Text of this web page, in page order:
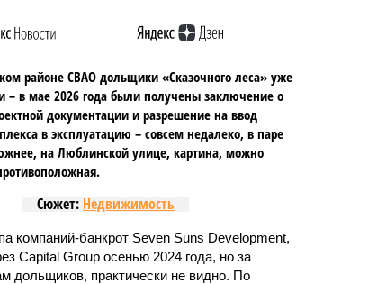
районе СВАО дольщики «Сказочного леса» уже
– в мае 2026 года были получены заключение о
документации и разрешение на ввод
в эксплуатацию – совсем недалеко, в паре
на Люблинской улице, картина, можно
Сюжет: Недвижимость
компаний-банкрот Seven Suns Development,
Capital Group осенью 2024 года, но за
дольщиков, практически не видно. По